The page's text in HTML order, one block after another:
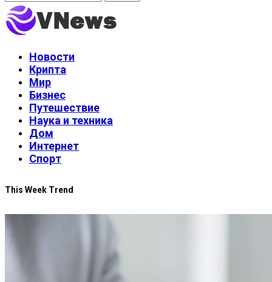
Новости
Крипта
Мир
Бизнес
Путешествие
Наука и техника
Дом
Интернет
Спорт
This Week Trend